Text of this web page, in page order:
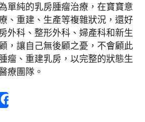
單純的乳房腫瘤治療，在寶寶意
、重建、生產等複雜狀況，還好
外科、整形外科、婦產科和新生
，讓自己無後顧之憂，不會顧此
瘤、重建乳房，以完整的狀態生
療團隊。